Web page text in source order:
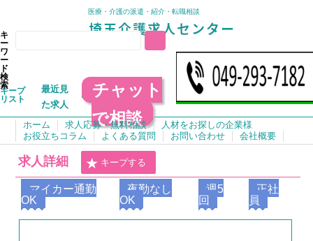
医療・介護の派遣・紹介・転職相談
キ
ー
ワ
ー
ド
検
索
キープ
リスト
最近見
た求人
チャット
で相談
ホーム 求人応募・無料相談
人材をお探しの企業様
お役立ちコラム
よくある質問 お問い合わせ 会社概要
求人詳細 キープする
マイカー通勤
OK
夜勤なし
OK
週5
回
正社
員